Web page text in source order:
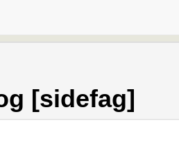
[sidefag]